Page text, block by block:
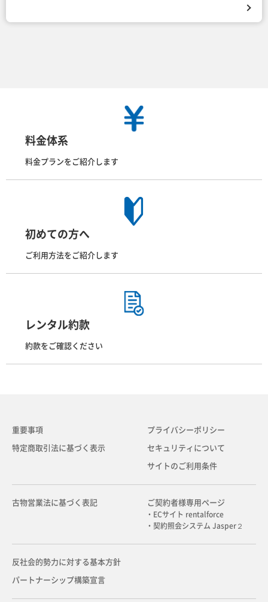
料金体系
料金プランをご紹介します
初めての方へ
ご利用方法をご紹介します
レンタル約款
約款をご確認ください
重要事項
特定商取引法に基づく表示
プライバシーポリシー
セキュリティについて
サイトのご利用条件
古物営業法に基づく表記 ご契約者様専用ページ
・ECサイト rentalforce
・契約照会システム Jasper２
反社会的勢力に対する基本方針
パートナーシップ構築宣言